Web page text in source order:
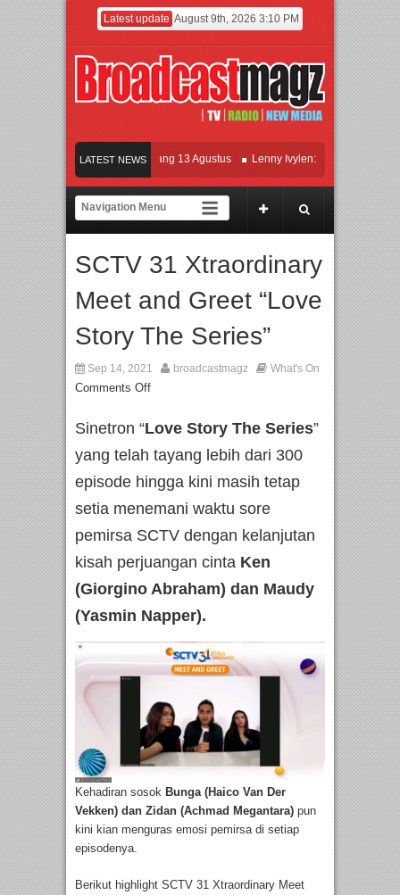
Latest update August 9th, 2026 3:10 PM
LATEST NEWS
KETOK MEJIK Siap Tayang 13 Agustus Lenny Ivylen: 26 Tahun Jaga
dan Universitas Agung Podomoro Jalin Kerja Sama Pendidikan dan Riset untuk
SCTV 31 Xtraordinary
Meet and Greet “Love
Story The Series”
Sep 14, 2021 broadcastmagz What's On
Comments Off
Sinetron “Love Story The Series”
yang telah tayang lebih dari 300
episode hingga kini masih tetap
setia menemani waktu sore
pemirsa SCTV dengan kelanjutan
kisah perjuangan cinta Ken
(Giorgino Abraham) dan Maudy
(Yasmin Napper).
Kehadiran sosok Bunga (Haico Van Der
Vekken) dan Zidan (Achmad Megantara) pun
kini kian menguras emosi pemirsa di setiap
episodenya.
Berikut highlight SCTV 31 Xtraordinary Meet